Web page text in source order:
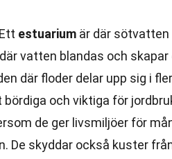
Ett estuarium är där
vatten blandas och skapar
där floder delar upp sig i
och viktiga för
de ger livsmiljöer för
De skyddar också kuster